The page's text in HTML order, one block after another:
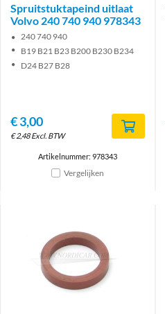
Spruitstuktapeind uitlaat
Volvo 240 740 940 978343
240 740 940
B19 B21 B23 B200 B230 B234
D24 B27 B28
€3,00
€2,48 Excl. BTW
Artikelnummer: 978343
Vergelijken